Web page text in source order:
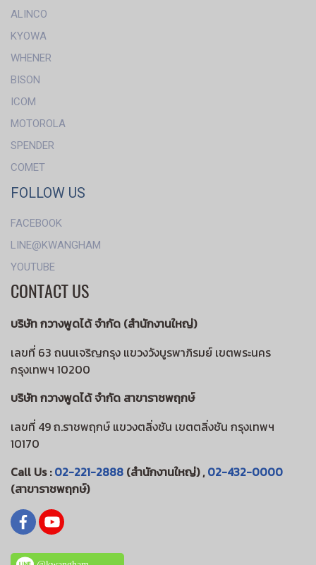
ALINCO
KYOWA
WHENER
BISON
ICOM
MOTOROLA
SPENDER
COMET
FOLLOW US
FACEBOOK
LINE@KWANGHAM
YOUTUBE
CONTACT US
บริษัท กวางพูดได้ จำกัด (สำนักงานใหญ่)
เลขที่ 63 ถนนเจริญกรุง แขวงวังบูรพาภิรมย์ เขตพระนคร
กรุงเทพฯ 10200
บริษัท กวางพูดได้ จำกัด สาขาราชพฤกษ์
เลขที่ 49 ถ.ราชพฤกษ์ แขวงตลิ่งชัน เขตตลิ่งชัน กรุงเทพฯ
10170
Call Us :02-221-2888 (สำนักงานใหญ่) ,02-432-0000
(สาขาราชพฤกษ์)